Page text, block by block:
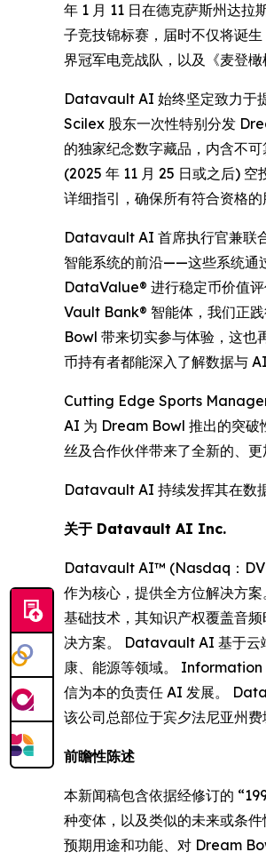
年 1 月 11 日在德克萨斯州达
子竞技锦标赛，届时不仅将诞
界冠军电竞战队，以及《麦登
Datavault AI 始终坚定致力于
Scilex 股东一次性特别分发
的独家纪念数字藏品，内含不
(2025 年 11 月 25 日或之后)
详细指引，确保所有符合资格的
Datavault AI 首席执行官兼联
智能系统的前沿——这些系统通
DataValue® 进行稳定币价值
Vault Bank® 智能体，我们正
Bowl 带来切实参与体验，这
币持有者都能深入了解数据与
Cutting Edge Sports
AI 为 Dream Bowl 推出的突破
丝及合作伙伴带来了全新的、
Datavault AI 持续发挥其在数
关于 Datavault AI Inc.
Datavault AI™ (Nasdaq：
作为核心，提供全方位解决方
基础技术，其知识产权覆盖音
决方案。 Datavault AI 基于云
康、能源等领域。 Information
信为本的负责任 AI 发展。
该公司总部位于宾夕法尼亚州
前瞻性陈述
本新闻稿包含依据经修订的
种变体，以及类似的未来或条
预期用途和功能、对 Dream